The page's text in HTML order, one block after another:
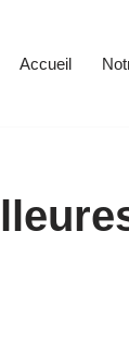
Accueil